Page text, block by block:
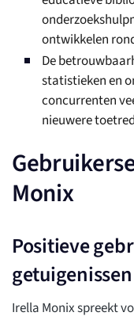
ontwikkelen
De
statistieken en
concurrenten
nieuwere
Monix
Positieve
getuigenissen
Irella Monix spreekt